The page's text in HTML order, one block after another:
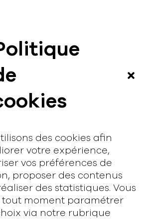
des cookies afin
votre expérience,
vos préférences de
proposer des contenus
des statistiques. Vous
tout moment paramétrer
via notre rubrique
Interview
Contact
hello@rodmusic.fr
SubmitHub
Groover